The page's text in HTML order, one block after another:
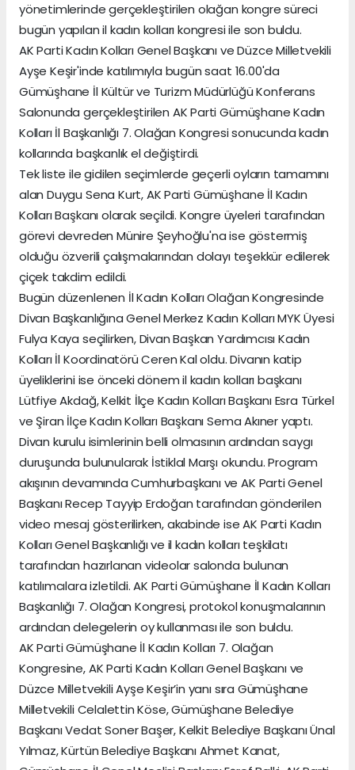
yönetimlerinde gerçekleştirilen olağan kongre süreci
bugün yapılan il kadın kolları kongresi ile son buldu.
AK Parti Kadın Kolları Genel Başkanı ve Düzce Milletvekili
Ayşe Keşir'inde katılımıyla bugün saat 16.00'da
Gümüşhane İl Kültür ve Turizm Müdürlüğü Konferans
Salonunda gerçekleştirilen AK Parti Gümüşhane Kadın
Kolları İl Başkanlığı 7. Olağan Kongresi sonucunda kadın
kollarında başkanlık el değiştirdi.
Tek liste ile gidilen seçimlerde geçerli oyların tamamını
alan Duygu Sena Kurt, AK Parti Gümüşhane İl Kadın
Kolları Başkanı olarak seçildi. Kongre üyeleri tarafından
görevi devreden Münire Şeyhoğlu'na ise göstermiş
olduğu özverili çalışmalarından dolayı teşekkür edilerek
çiçek takdim edildi.
Bugün düzenlenen İl Kadın Kolları Olağan Kongresinde
Divan Başkanlığına Genel Merkez Kadın Kolları MYK Üyesi
Fulya Kaya seçilirken, Divan Başkan Yardımcısı Kadın
Kolları İl Koordinatörü Ceren Kal oldu. Divanın katip
üyeliklerini ise önceki dönem il kadın kolları başkanı
Lütfiye Akdağ, Kelkit İlçe Kadın Kolları Başkanı Esra Türkel
ve Şiran İlçe Kadın Kolları Başkanı Sema Akıner yaptı.
Divan kurulu isimlerinin belli olmasının ardından saygı
duruşunda bulunularak İstiklal Marşı okundu. Program
akışının devamında Cumhurbaşkanı ve AK Parti Genel
Başkanı Recep Tayyip Erdoğan tarafından gönderilen
video mesaj gösterilirken, akabinde ise AK Parti Kadın
Kolları Genel Başkanlığı ve il kadın kolları teşkilatı
tarafından hazırlanan videolar salonda bulunan
katılımcılara izletildi. AK Parti Gümüşhane İl Kadın Kolları
Başkanlığı 7. Olağan Kongresi, protokol konuşmalarının
ardından delegelerin oy kullanması ile son buldu.
AK Parti Gümüşhane İl Kadın Kolları 7. Olağan
Kongresine, AK Parti Kadın Kolları Genel Başkanı ve
Düzce Milletvekili Ayşe Keşir’in yanı sıra Gümüşhane
Milletvekili Celalettin Köse, Gümüşhane Belediye
Başkanı Vedat Soner Başer, Kelkit Belediye Başkanı Ünal
Yılmaz, Kürtün Belediye Başkanı Ahmet Kanat,